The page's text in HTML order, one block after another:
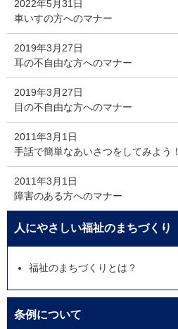
2022年5月31日
車いすの方へのマナー
2019年3月27日
耳の不自由な方へのマナー
2019年3月27日
目の不自由な方へのマナー
2011年3月1日
手話で簡単なあいさつをしてみよう！
2011年3月1日
障害のある方へのマナー
人にやさしい福祉のまちづくり
福祉のまちづくりとは？
条例について